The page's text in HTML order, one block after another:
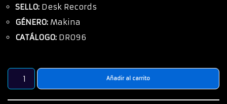
SELLO: Desk Records
GÉNERO: Makina
CATÁLOGO: DR096
Añadir al carrito